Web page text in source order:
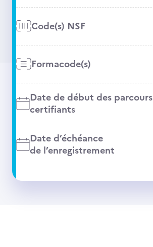
Code(s) NSF
Formacode(s)
Date de début des parcours
certifiants
Date d’échéance
de l’enregistrement